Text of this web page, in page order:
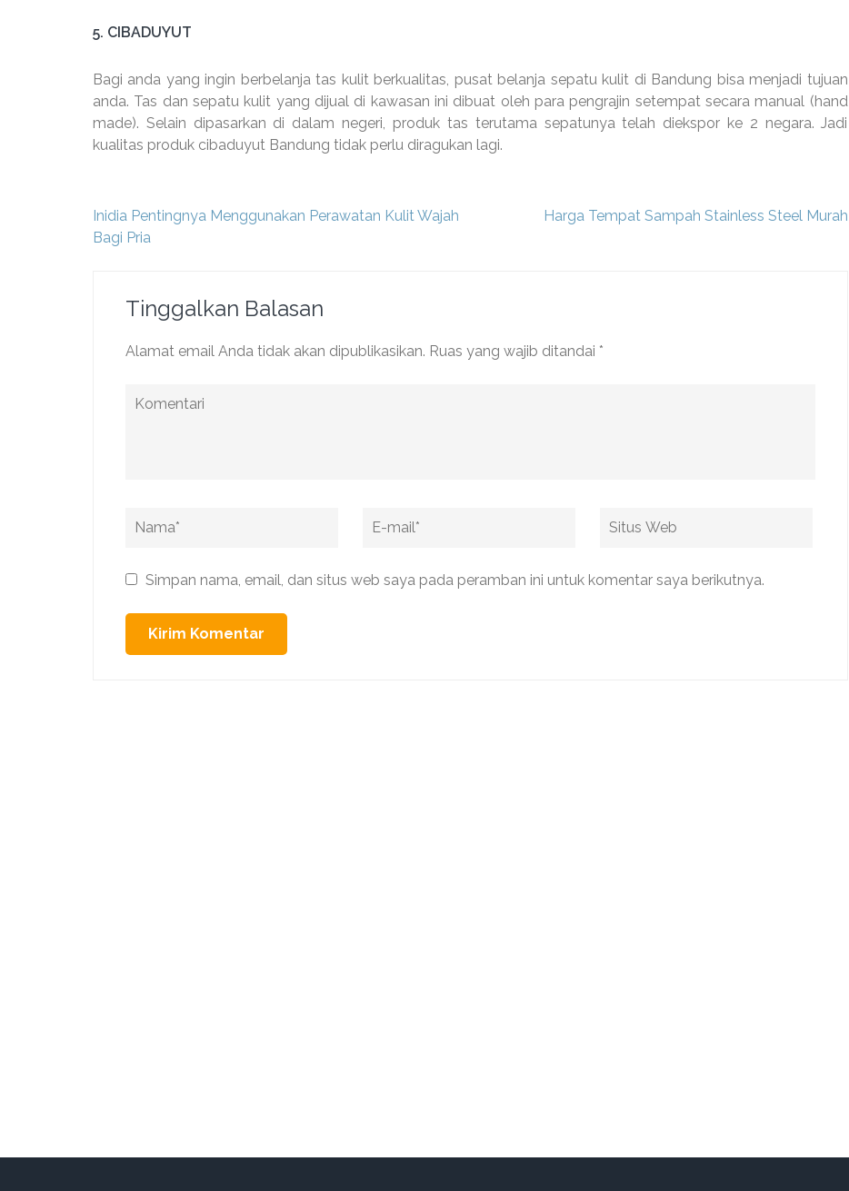
5. CIBADUYUT
Bagi anda yang ingin berbelanja tas kulit berkualitas, pusat belanja sepatu kulit di Bandung bisa menjadi tujuan
anda. Tas dan sepatu kulit yang dijual di kawasan ini dibuat oleh para pengrajin setempat secara manual (hand
made). Selain dipasarkan di dalam negeri, produk tas terutama sepatunya telah diekspor ke 2 negara. Jadi
kualitas produk cibaduyut Bandung tidak perlu diragukan lagi.
Navigasi
pos
Inidia Pentingnya Menggunakan Perawatan Kulit Wajah
Bagi Pria
Harga Tempat Sampah Stainless Steel Murah
Tinggalkan Balasan
Alamat email Anda tidak akan dipublikasikan. Ruas yang wajib ditandai *
Komentari
Name Email
Situs
Simpan nama, email, dan situs web saya pada peramban ini untuk komentar saya berikutnya.